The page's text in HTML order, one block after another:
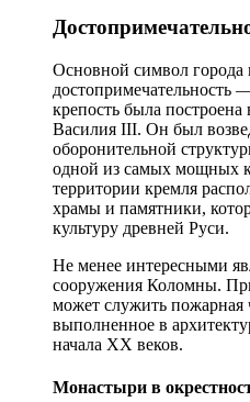
Основной символ города
достопримечательность
крепость была
Василия III. Он был
оборонительной
одной из самых мощных
территории кремля
храмы и памятники,
культуру древней Руси.
Не менее интересными
сооружения Коломны.
может служить пожарная
выполненное в
начала XX веков.
Монастыри в